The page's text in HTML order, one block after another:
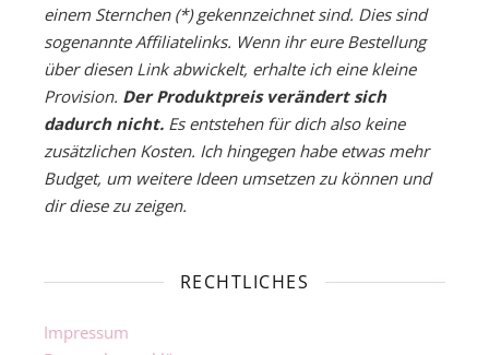
einem Sternchen (*) gekennzeichnet sind. Dies sind
sogenannte Affiliatelinks. Wenn ihr eure Bestellung
über diesen Link abwickelt, erhalte ich eine kleine
Provision. Der Produktpreis verändert sich
dadurch nicht. Es entstehen für dich also keine
zusätzlichen Kosten. Ich hingegen habe etwas mehr
Budget, um weitere Ideen umsetzen zu können und
dir diese zu zeigen.
RECHTLICHES
Impressum